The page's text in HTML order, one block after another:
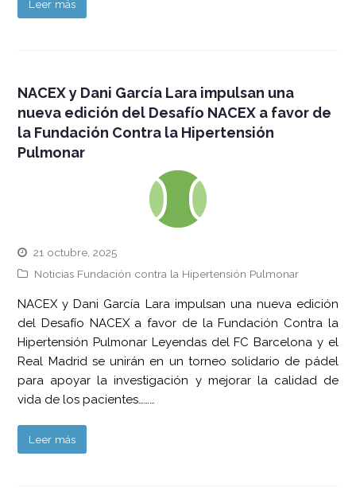
Leer más
NACEX y Dani García Lara impulsan una
nueva edición del Desafío NACEX a favor de
la Fundación Contra la Hipertensión
Pulmonar
21 octubre, 2025
Noticias Fundación contra la Hipertensión Pulmonar
NACEX y Dani García Lara impulsan una nueva edición
del Desafío NACEX a favor de la Fundación Contra la
Hipertensión Pulmonar Leyendas del FC Barcelona y el
Real Madrid se unirán en un torneo solidario de pádel
para apoyar la investigación y mejorar la calidad de
vida de los pacientes………
Leer más